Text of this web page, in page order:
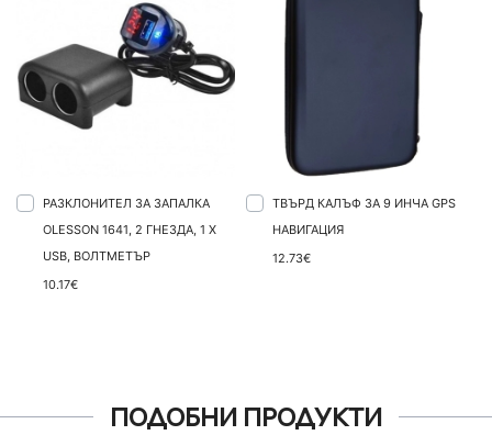
РАЗКЛОНИТЕЛ ЗА ЗАПАЛКА
OLESSON 1641, 2 ГНЕЗДА, 1 X
USB, ВОЛТМЕТЪР
10.17€
ТВЪРД КАЛЪФ ЗА 9 ИНЧА GPS
НАВИГАЦИЯ
12.73€
ПОДОБНИ ПРОДУКТИ